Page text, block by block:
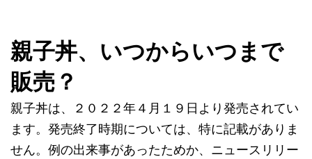
親子丼、いつからいつまで
販売？
親子丼は、２０２２年４月１９日より発売されてい
ます。発売終了時期については、特に記載がありま
せん。例の出来事があったためか、ニュースリリー